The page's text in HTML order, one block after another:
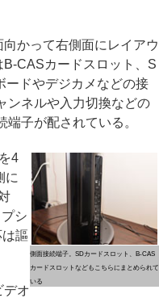
かって右側面にレイアウ
B-CASカードスロット、S
ードやデジカメなどの接
ンネルや入力切換などの
子が配されている。
側面接続端子。SDカードスロット、B-CAS
カードスロットなどもこちらにまとめられて
いる
4
に
シ
謳
デオ